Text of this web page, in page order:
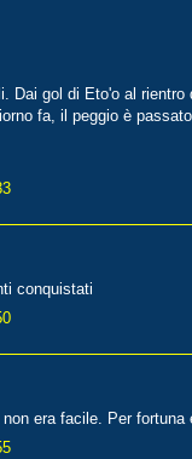
Dai gol di Eto'o al rientro
fa, il peggio è
conquistati
era facile. Per fortuna